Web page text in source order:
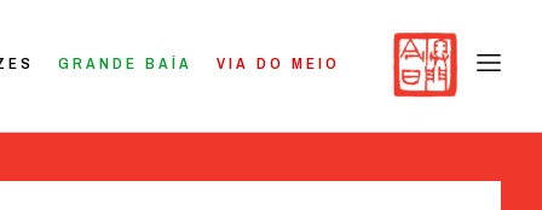
GRANDE BAÍA VIA DO MEIO